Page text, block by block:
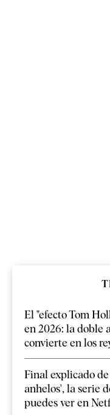
El "efecto Tom
en 2026: la doble
convierte en los
Final explicado
anhelos', la serie
puedes ver en